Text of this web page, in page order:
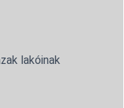
lakóinak